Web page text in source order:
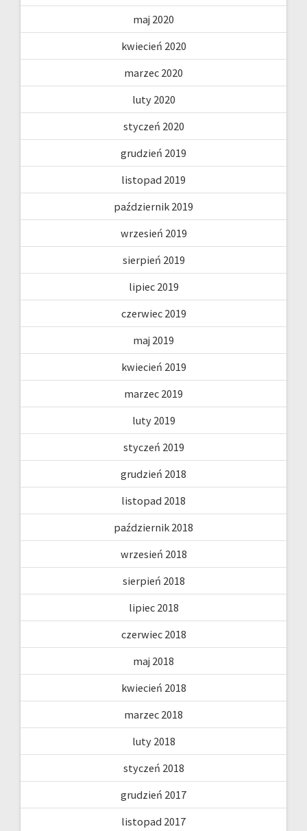
maj 2020
kwiecień 2020
marzec 2020
luty 2020
styczeń 2020
grudzień 2019
listopad 2019
październik 2019
wrzesień 2019
sierpień 2019
lipiec 2019
czerwiec 2019
maj 2019
kwiecień 2019
marzec 2019
luty 2019
styczeń 2019
grudzień 2018
listopad 2018
październik 2018
wrzesień 2018
sierpień 2018
lipiec 2018
czerwiec 2018
maj 2018
kwiecień 2018
marzec 2018
luty 2018
styczeń 2018
grudzień 2017
listopad 2017